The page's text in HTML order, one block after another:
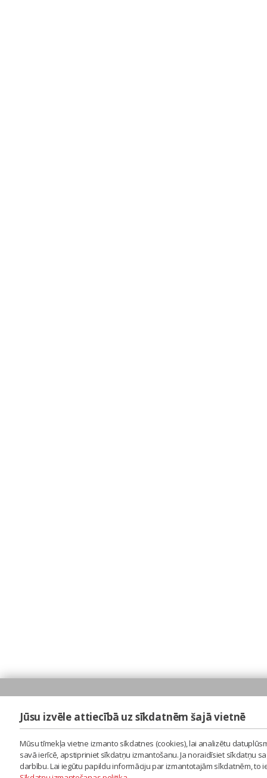
Jūsu izvēle attiecībā uz sīkdatnēm šajā vietnē
Mūsu tīmekļa vietne izmanto sīkdatnes (cookies), lai analizētu
savā ierīcē, apstipriniet sīkdatņu izmantošanu. Ja noraidīsiet sīkdatņu
darbību. Lai iegūtu papildu informāciju par izmantotajām sīkdatnēm,